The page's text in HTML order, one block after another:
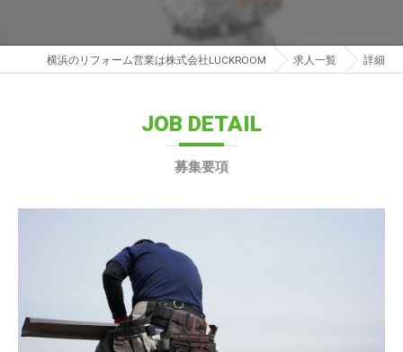
横浜のリフォーム営業は株式会社LUCKROOM 求人一覧 詳細
募集要項
JOB DETAIL